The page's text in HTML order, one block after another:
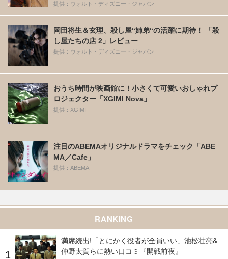
提供：ウォルト・ディズニー・ジャパン
岡田将生＆玄理、殺し屋“姉弟“の活躍に期待！ 「殺
し屋たちの店 2」レビュー
提供：ウォルト・ディズニー・ジャパン
おうち時間が映画館に！小さくて可愛いおしゃれプ
ロジェクター「XGIMI Nova」
提供：XGIMI
注目のABEMAオリジナルドラマをチェック「ABE
MA／Cafe」
提供：ABEMA
RANKING
満席続出!「とにかく役者が全員いい」池松壮亮&
仲野太賀らに熱い口コミ『開戦前夜』